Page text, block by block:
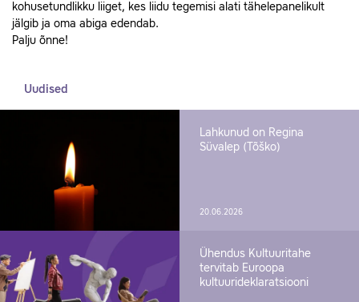
kohusetundlikku liiget, kes liidu tegemisi alati tähelepanelikult
jälgib ja oma abiga edendab.
Palju õnne!
Uudised
Lahkunud on Regina
Süvalep (Tõško)
20.06.2026
Ühendus Kultuuritahe
tervitab Euroopa
kultuurideklaratsiooni